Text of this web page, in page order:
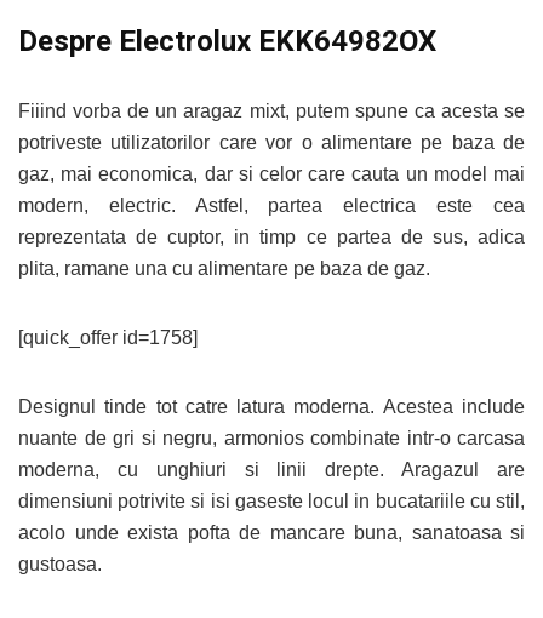
Despre Electrolux EKK64982OX
Fiiind vorba de un aragaz mixt, putem spune ca acesta se
potriveste utilizatorilor care vor o alimentare pe baza de
gaz, mai economica, dar si celor care cauta un model mai
modern, electric. Astfel, partea electrica este cea
reprezentata de cuptor, in timp ce partea de sus, adica
plita, ramane una cu alimentare pe baza de gaz.
[quick_offer id=1758]
Designul tinde tot catre latura moderna. Acestea include
nuante de gri si negru, armonios combinate intr-o carcasa
moderna, cu unghiuri si linii drepte. Aragazul are
dimensiuni potrivite si isi gaseste locul in bucatariile cu stil,
acolo unde exista pofta de mancare buna, sanatoasa si
gustoasa.